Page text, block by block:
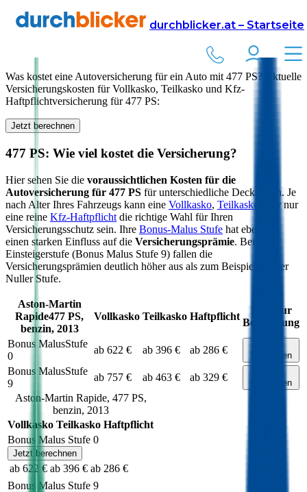
durchblicker.at – Startseite
Versicherung Autoversicherung
PS in Österreich
Was kostet eine Autoversicherung für ein Auto mit477 PS? Aktuelle
Versicherungskosten für Vollkasko, Teilkasko und Kfz-
Haftpflichtversicherung für477 PS:
Jetzt berechnen
477 PS: Wie viel kostet die Versicherung?
Hier sehen Sie die voraussichtlichen Kosten für die
Autoversicherung für 477 PS für unterschiedliche Deckungen. Je
nach Alter Ihres Fahrzeugs kann eine Vollkasko, Teilkasko
oder nur
eine reine Kfz-Haftpflicht die richtige Wahl für Ihren
Versicherungsschutz sein. Ihre Bonus-Malus Stufe hat ebenfalls
einen starken Einfluss auf die Versicherungsprämie. Bei der
Einsteigerstufe (Bonus Malus Stufe 9) fallen die
Versicherungsprämien deutlich höher aus als zum Beispiel bei der
Nuller Stufe.
Aston-Martin
Rapide477 PS,
benzin, 2013
Vollkasko Teilkasko Haftpflicht
Link zur
Berechnung
Bonus MalusStufe
0
ab 622 € ab 396 € ab 286 €
berechnen
Bonus MalusStufe
9
ab 757 € ab 463 € ab 329 €
berechnen
Aston-Martin Rapide, 477PS,
benzin, 2013
Vollkasko Teilkasko Haftpflicht
Bonus Malus Stufe 0
Jetzt berechnen
ab 622 € ab 396 € ab 286 €
Bonus Malus Stufe 9